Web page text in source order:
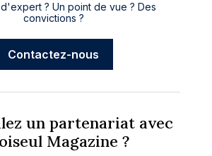
? Un point de vue ? Des
convictions ?
Contactez-nous
un partenariat avec
Magazine ?